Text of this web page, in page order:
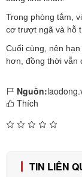
Trong phòng tắm,
cơ trượt ngã và hỗ
Cuối cùng, nên
hơn, đồng thời vẫn
Nguồn:
Thích
TIN LIÊN